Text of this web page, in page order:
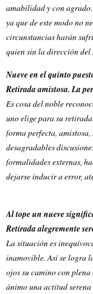
amabilidad y con
ya que de este modo no
circunstancias harán
quien sin la dirección del
Nueve en el quinto
Retirada amistosa. La
Es cosa del noble
uno elige para su
forma perfecta,
desagradables
formalidades externas,
dejarse inducir a error,
Al tope un nueve
Retirada alegremente
La situación es
inamovible. Así se logra
ojos su camino con
ánimo una actitud